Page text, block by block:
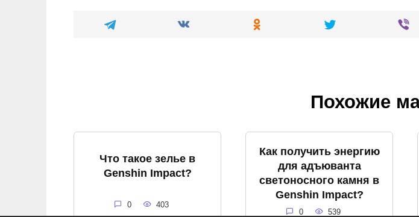
Похожие
Что такое зелье в
Genshin Impact?
0 403
Как получить энергию
для адъюванта
светоносного камня в
Genshin Impact?
0 539